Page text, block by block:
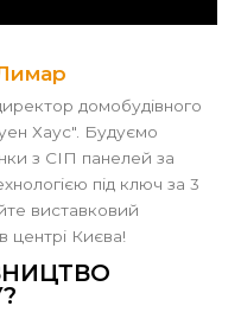
домобудівного
Хаус". Будуємо
з СІП панелей за
під ключ за 3
виставковий
центрі Києва!